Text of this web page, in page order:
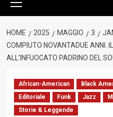
principale
HOME 2025 MAGGIO 3
COMPIUTO NOVANTADUE ANNI.
ALL’INFUOCATO PADRINO DEL
African-American Black
Editoriale
Funk Jazz
Storie & Leggende